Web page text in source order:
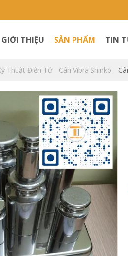
GIỚI THIỆU SẢN PHẨM TIN
Thuật Điện Tử Cân Vibra Shinko